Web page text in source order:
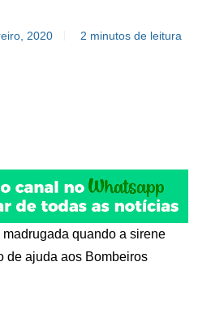
2020 2 minutos de leitura
quando a sirene
de ajuda aos Bombeiros